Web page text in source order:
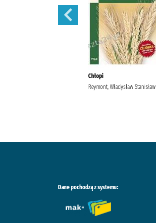
Chłopi
Reymont, Władysław Stanisław
Dane pochodzą z systemu: